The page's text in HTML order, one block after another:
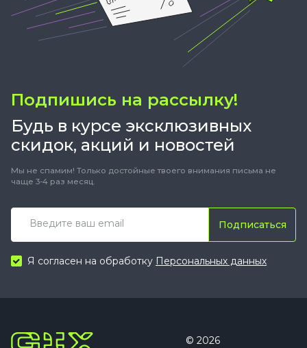
Подпишись на рассылку!
Будь в курсе эксклюзивных
скидок, акций и новостей
Мы не спамим! Только достойные твоего внимания письма не
чаще 3-4 раз месяц.
Подписаться
Я согласен на обработку Персональных данных
© 2026